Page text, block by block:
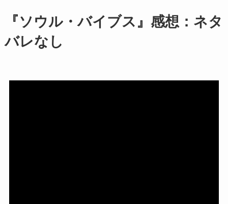
『ソウル・バイブス』感想：ネタ
バレなし